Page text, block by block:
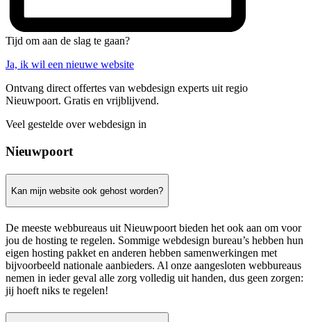
Tijd om aan de slag te gaan?
Ja, ik wil een nieuwe website
Ontvang direct offertes van webdesign experts uit regio
Nieuwpoort. Gratis en vrijblijvend.
Veel gestelde over webdesign in
Nieuwpoort
Kan mijn website ook gehost worden?
De meeste webbureaus uit Nieuwpoort bieden het ook aan om voor
jou de hosting te regelen. Sommige webdesign bureau’s hebben hun
eigen hosting pakket en anderen hebben samenwerkingen met
bijvoorbeeld nationale aanbieders. Al onze aangesloten webbureaus
nemen in ieder geval alle zorg volledig uit handen, dus geen zorgen:
jij hoeft niks te regelen!